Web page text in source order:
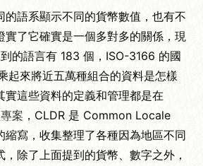
的語系顯示不同的貨幣數值，也有不
實了它確實是一個多對多的關係，現
的語言有 183 個，ISO-3166 的國
起來將近五萬種組合的資料是怎樣
實這些資料的定義和管理都是在
案 ，CLDR 是 Common Locale
寫，收集整理了各種因為地區不同
除了上面提到的貨幣、數字之外，